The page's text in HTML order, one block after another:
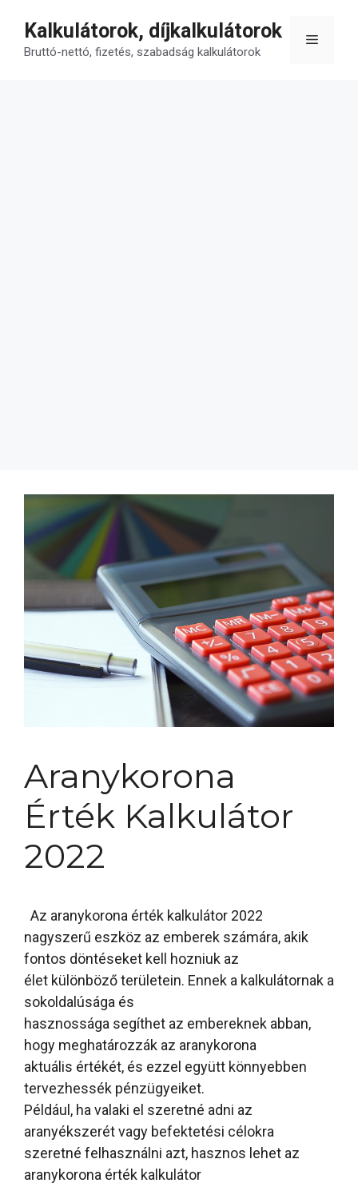
tartalomba
Kalkulátorok, díjkalkulátorok
Bruttó-nettó, fizetés, szabadság kalkulátorok
Menü
Aranykorona
Érték Kalkulátor
2022
Az aranykorona érték kalkulátor 2022
nagyszerű eszköz az emberek számára, akik
fontos döntéseket kell hozniuk az
élet különböző területein. Ennek a kalkulátornak a
sokoldalúsága és
hasznossága segíthet az embereknek abban,
hogy meghatározzák az aranykorona
aktuális értékét, és ezzel együtt könnyebben
tervezhessék pénzügyeiket.
Például, ha valaki el szeretné adni az
aranyékszerét vagy befektetési célokra
szeretné felhasználni azt, hasznos lehet az
aranykorona érték kalkulátor